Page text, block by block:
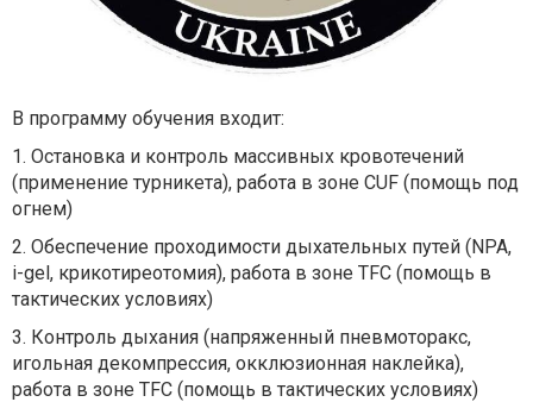
В программу обучения входит:
1. Остановка и контроль массивных кровотечений
(применение турникета), работа в зоне CUF (помощь под
огнем)
2. Обеспечение проходимости дыхательных путей (NPA,
i-gel, крикотиреотомия), работа в зоне TFC (помощь в
тактических условиях)
3. Контроль дыхания (напряженный пневмоторакс,
игольная декомпрессия, окклюзионная наклейка),
работа в зоне TFC (помощь в тактических условиях)